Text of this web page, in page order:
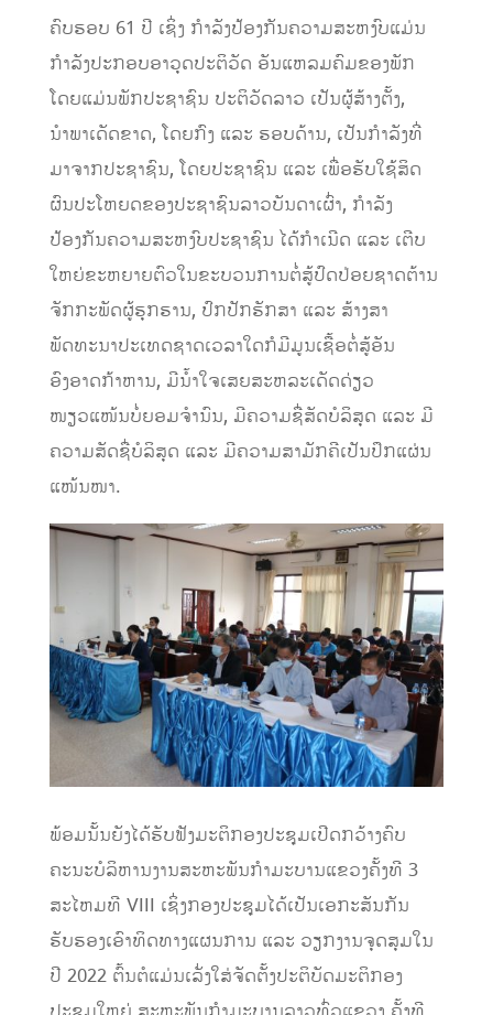
ຄົບຮອບ 61 ປີ ເຊິ່ງ ກຳລັງປ້ອງກັນຄວາມສະຫງົບແມ່ນ
ກຳລັງປະກອບອາວຸດປະຕິວັດ ອັນແຫລມຄົມຂອງພັກ
ໂດຍແມ່ນພັກປະຊາຊົນ ປະຕິວັດລາວ ເປັນຜູ້ສ້າງຕັ້ງ,
ນຳພາເດັດຂາດ, ໂດຍກົງ ແລະ ຮອບດ້ານ, ເປັນກຳລັງທີ່
ມາຈາກປະຊາຊົນ, ໂດຍປະຊາຊົນ ແລະ ເພື່ອຮັບໃຊ້ສິດ
ຜົນປະໂຫຍດຂອງປະຊາຊົນລາວບັນດາເຜົ່າ, ກຳລັງ
ປ້ອງກັນຄວາມສະຫງົບປະຊາຊົນ ໄດ້ກຳເນີດ ແລະ ເຕີບ
ໃຫຍ່ຂະຫຍາຍຕົວໃນຂະບວນການຕໍ່ສູ້ປົດປ່ອຍຊາດຕ້ານ
ຈັກກະພັດຜູ້ຮຸກຮານ, ປົກປັກຮັກສາ ແລະ ສ້າງສາ
ພັດທະນາປະເທດຊາດເວລາໃດກໍມີມູນເຊື້ອຕໍ່ສູ້ອັນ
ອົງອາດກ້າຫານ, ມີນ້ຳໃຈເສຍສະຫລະເດັດດ່ຽວ
ໜຽວແໜ້ນບໍ່ຍອມຈຳນົນ, ມີຄວາມຊື່ສັດບໍລິສຸດ ແລະ ມີ
ຄວາມສັດຊື່ບໍລິສຸດ ແລະ ມີຄວາມສາມັກຄີເປັນປຶກແຜ່ນ
ແໜ້ນໜາ.
ພ້ອມນັ້ນຍັງໄດ້ຮັບຟັງມະຕິກອງປະຊຸມເປີດກວ້າງຄົບ
ຄະນະບໍລິຫານງານສະຫະພັນກຳມະບານແຂວງຄັ້ງທີ 3
ສະໄຫມທີ VIII ເຊິ່ງກອງປະຊຸມໄດ້ເປັນເອກະສັນກັນ
ຮັບຮອງເອົາທິດທາງແຜນການ ແລະ ວຽກງານຈຸດສຸມໃນ
ປີ 2022 ຕົ້ນຕໍແມ່ນເລັ່ງໃສ່ຈັດຕັ້ງປະຕິບັດມະຕິກອງ